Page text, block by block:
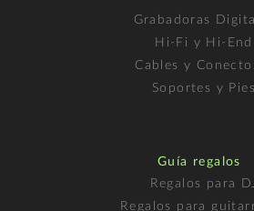
Grabadoras
Hi-Fi y Hi-End
Cables y
Soportes y Pies
Guía regalos
Regalos para
Regalos para